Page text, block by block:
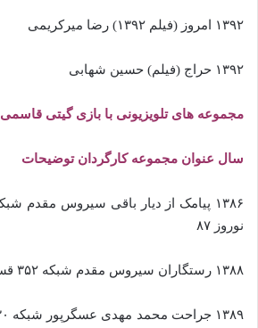
۱۳۹۲ امروز (فیلم ۱۳۹۲) رضا میرکریمی
۱۳۹۲ حراج (فیلم) حسین شهابی
مجموعه های تلویزیونی با بازی گیتی قاسمی
سال عنوان مجموعه کارگردان توضیحات
نوروز ۸۷
۱۳۸۸ رستگاران سیروس مقدم شبکه ۳۵۲ قسمت